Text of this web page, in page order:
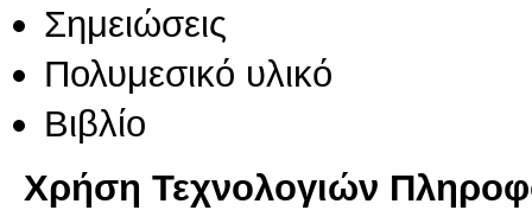
Σημειώσεις
Πολυμεσικό υλικό
Βιβλίο
Χρήση Τεχνολογιών